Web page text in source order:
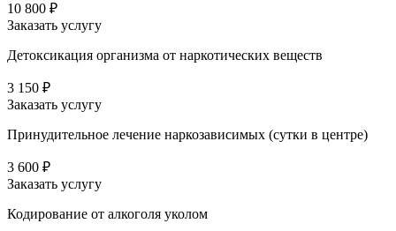
10 800 ₽
Заказать услугу
Детоксикация организма от наркотических веществ
3 150 ₽
Заказать услугу
Принудительное лечение наркозависимых (сутки в центре)
3 600 ₽
Заказать услугу
Кодирование от алкоголя уколом